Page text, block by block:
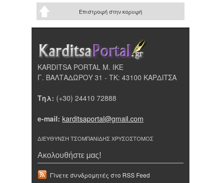
Επιστροφή στην κορυφή
KARDITSA PORTAL Μ. ΙΚΕ
Γ. ΒΑΛΤΑΔΩΡΟΥ 31 - ΤΚ: 43100 ΚΑΡΔΙΤΣΑ
Τηλ: (+30) 24410 72888
e-mail: karditsaportal@gmail.com
ΔΙΕΥΘΥΝΣΗ ΤΣΟΜΠΑΝΙΔΗΣ ΧΡΥΣΟΣΤΟΜΟΣ
Ακολουθήστε μας!
Γίνετε συνδρομητές στο RSS Feed